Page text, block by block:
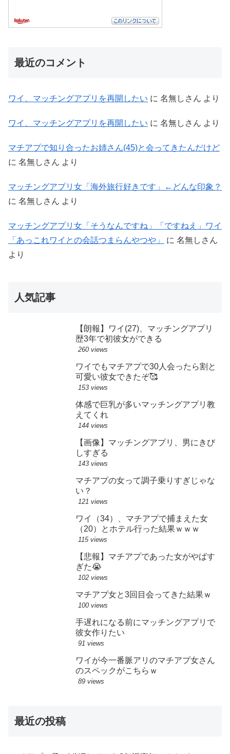
最近のコメント
ワイ、マッチングアプリを再開したい に 名無しさん より
ワイ、マッチングアプリを再開したい に 名無しさん より
マチアプで知り合ったお姉さん(45)と会ってきたんだけど
に 名無しさん より
マッチングアプリ女「海外旅行好きです」←どんな印象？
に 名無しさん より
マッチングアプリ女「そうなんですね」「ですねえ」ワイ
「あっこれワイとの会話つまらんやつや」
に 名無しさん
より
人気記事
【朗報】ワイ(27)、マッチングアプリ
歴3年で初彼女ができる
260 views
ワイでもマチアプで30人会ったら割と
可愛い彼女できたぞ🥰
153 views
体感で巨乳が多いマッチングアプリ教
えてくれ
144 views
【画像】マッチングアプリ、男にきび
しすぎる
143 views
マチアプの女って調子乗りすぎじゃな
い？
121 views
ワイ（34）、マチアプで捕まえた女
（20）とホテル行った結果ｗｗｗ
115 views
【悲報】マチアプであった女がやばす
ぎた😭
102 views
マチアプ女と3回目会ってきた結果ｗ
100 views
手遅れになる前にマッチングアプリで
彼女作りたい
91 views
ワイが今一番脈アリのマチアプ女さん
のスペックがこちらｗ
89 views
最近の投稿